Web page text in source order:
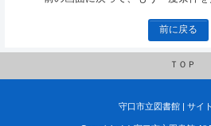
前に戻る
ＴＯＰ
守口市立図書館| サイ